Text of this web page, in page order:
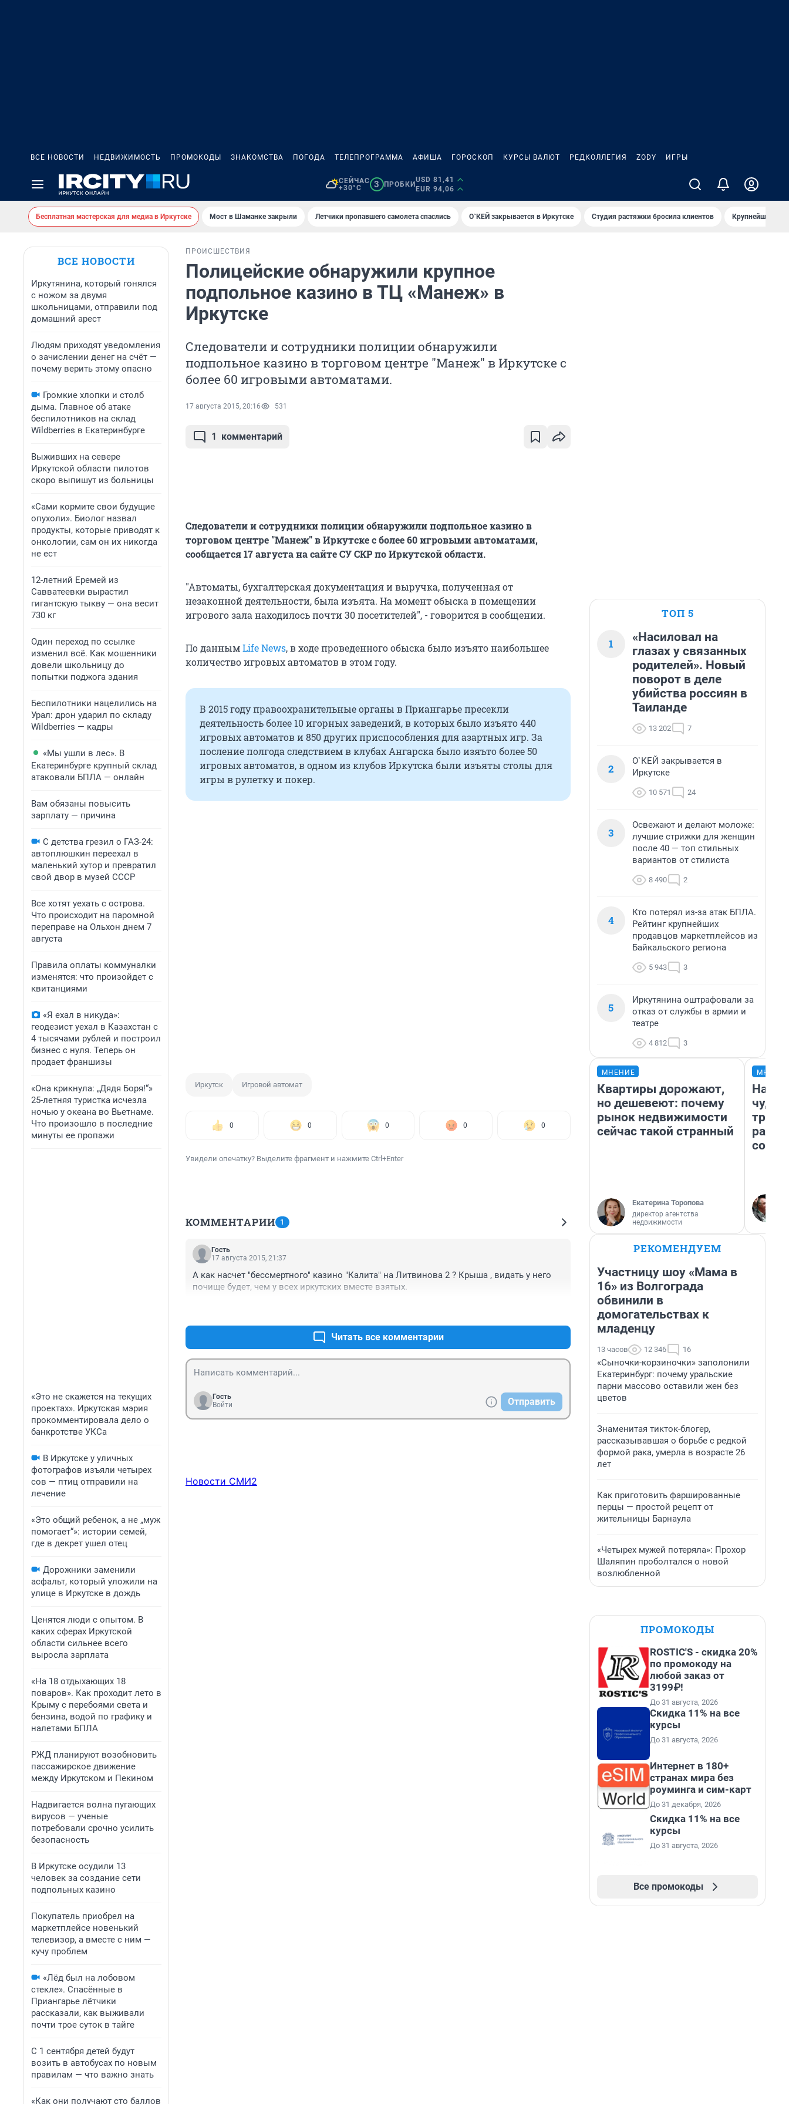
ВСЕ НОВОСТИ НЕДВИЖИМОСТЬ ПРОМОКОДЫ ЗНАКОМСТВА ПОГОДА ТЕЛЕПРОГРАММА АФИША ГОРОСКОП КУРСЫ ВАЛЮТ РЕДКОЛЛЕГИЯ ZODY ИГРЫ
СЕЙЧАС
+30°C
3 ПРОБКИ
USD 81,41
EUR 94,06
Бесплатная мастерская для медиа в Иркутске Мост в Шаманке закрыли Летчики пропавшего самолета спаслись О`КЕЙ закрывается в Иркутске Студия растяжки бросила клиентов Крупнейшие
ВСЕ НОВОСТИ
Иркутянина, который гонялся
с ножом за двумя
школьницами, отправили под
домашний арест
Людям приходят уведомления
о зачислении денег на счёт —
почему верить этому опасно
Громкие хлопки и столб
дыма. Главное об атаке
беспилотников на склад
Wildberries в Екатеринбурге
Выживших на севере
Иркутской области пилотов
скоро выпишут из больницы
«Сами кормите свои будущие
опухоли». Биолог назвал
продукты, которые приводят к
онкологии, сам он их никогда
не ест
12-летний Еремей из
Савватеевки вырастил
гигантскую тыкву — она весит
730 кг
Один переход по ссылке
изменил всё. Как мошенники
довели школьницу до
попытки поджога здания
Беспилотники нацелились на
Урал: дрон ударил по складу
Wildberries — кадры
«Мы ушли в лес». В
Екатеринбурге крупный склад
атаковали БПЛА — онлайн
Вам обязаны повысить
зарплату — причина
С детства грезил о ГАЗ-24:
автоплюшкин переехал в
маленький хутор и превратил
свой двор в музей СССР
Все хотят уехать с острова.
Что происходит на паромной
переправе на Ольхон днем 7
августа
Правила оплаты коммуналки
изменятся: что произойдет с
квитанциями
«Я ехал в никуда»:
геодезист уехал в Казахстан с
4 тысячами рублей и построил
бизнес с нуля. Теперь он
продает франшизы
«Она крикнула: „Дядя Боря!“»
25-летняя туристка исчезла
ночью у океана во Вьетнаме.
Что произошло в последние
минуты ее пропажи
«Это не скажется на текущих
проектах». Иркутская мэрия
прокомментировала дело о
банкротстве УКСа
В Иркутске у уличных
фотографов изъяли четырех
сов — птиц отправили на
лечение
«Это общий ребенок, а не „муж
помогает“»: истории семей,
где в декрет ушел отец
Дорожники заменили
асфальт, который уложили на
улице в Иркутске в дождь
Ценятся люди с опытом. В
каких сферах Иркутской
области сильнее всего
выросла зарплата
«На 18 отдыхающих 18
поваров». Как проходит лето в
Крыму с перебоями света и
бензина, водой по графику и
налетами БПЛА
РЖД планируют возобновить
пассажирское движение
между Иркутском и Пекином
Надвигается волна пугающих
вирусов — ученые
потребовали срочно усилить
безопасность
В Иркутске осудили 13
человек за создание сети
подпольных казино
Покупатель приобрел на
маркетплейсе новенький
телевизор, а вместе с ним —
кучу проблем
«Лёд был на лобовом
стекле». Спасённые в
Приангарье лётчики
рассказали, как выживали
почти трое суток в тайге
С 1 сентября детей будут
возить в автобусах по новым
правилам — что важно знать
«Как они получают сто баллов
ПРОИСШЕСТВИЯ
Полицейские обнаружили крупное
подпольное казино в ТЦ «Манеж» в
Иркутске
Следователи и сотрудники полиции обнаружили
подпольное казино в торговом центре "Манеж" в Иркутске с
более 60 игровыми автоматами.
17 августа 2015, 20:16 531
1 комментарий
Следователи и сотрудники полиции обнаружили подпольное казино в
торговом центре "Манеж" в Иркутске с более 60 игровыми автоматами,
сообщается 17 августа на сайте СУ СКР по Иркутской области.
"Автоматы, бухгалтерская документация и выручка, полученная от
незаконной деятельности, была изъята. На момент обыска в помещении
игрового зала находилось почти 30 посетителей", - говорится в сообщении.
По даннымLife News, в ходе проведенного обыска было изъято наибольшее
количество игровых автоматов в этом году.
В 2015 году правоохранительные органы в Приангарье пресекли
деятельность более 10 игорных заведений, в которых было изъято 440
игровых автоматов и 850 других приспособления для азартных игр. За
посление полгода следствием в клубах Ангарска было изяъто более 50
игровых автоматов, в одном из клубов Иркутска были изъяты столы для
игры в рулетку и покер.
Иркутск Игровой автомат
0 0 0 0 0
Увидели опечатку? Выделите фрагмент и нажмите Ctrl+Enter
КОММЕНТАРИИ 1
Гость
17 августа 2015, 21:37
А как насчет "бессмертного" казино "Калита" на Литвинова 2 ? Крыша , видать у него
почище будет, чем у всех иркутских вместе взятых.
Читать все комментарии
Гость
Войти
Отправить
Новости СМИ2
ТОП 5
1
«Насиловал на
глазах у связанных
родителей». Новый
поворот в деле
убийства россиян в
Таиланде
13 202 7
2
О`КЕЙ закрывается в
Иркутске
10 571 24
3
Освежают и делают моложе:
лучшие стрижки для женщин
после 40 — топ стильных
вариантов от стилиста
8 490 2
4
Кто потерял из-за атак БПЛА.
Рейтинг крупнейших
продавцов маркетплейсов из
Байкальского региона
5 943 3
5
Иркутянина оштрафовали за
отказ от службы в армии и
театре
4 812 3
МНЕНИЕ
Квартиры дорожают,
но дешевеют: почему
рынок недвижимости
сейчас такой странный
Екатерина Торопова
директор агентства
недвижимости
РЕКОМЕНДУЕМ
Участницу шоу «Мама в
16» из Волгограда
обвинили в
домогательствах к
младенцу
13 часов 12 346 16
«Сыночки-корзиночки» заполонили
Екатеринбург: почему уральские
парни массово оставили жен без
цветов
Знаменитая тикток-блогер,
рассказывавшая о борьбе с редкой
формой рака, умерла в возрасте 26
лет
Как приготовить фаршированные
перцы — простой рецепт от
жительницы Барнаула
«Четырех мужей потеряла»: Прохор
Шаляпин проболтался о новой
возлюбленной
ПРОМОКОДЫ
ROSTIC'S - скидка 20%
по промокоду на
любой заказ от
3199₽!
До 31 августа, 2026
Скидка 11% на все
курсы
До 31 августа, 2026
Интернет в 180+
странах мира без
роуминга и сим-карт
До 31 декабря, 2026
Скидка 11% на все
курсы
До 31 августа, 2026
Все промокоды